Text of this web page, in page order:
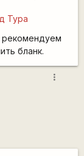
Тура
бланк.
more_vert